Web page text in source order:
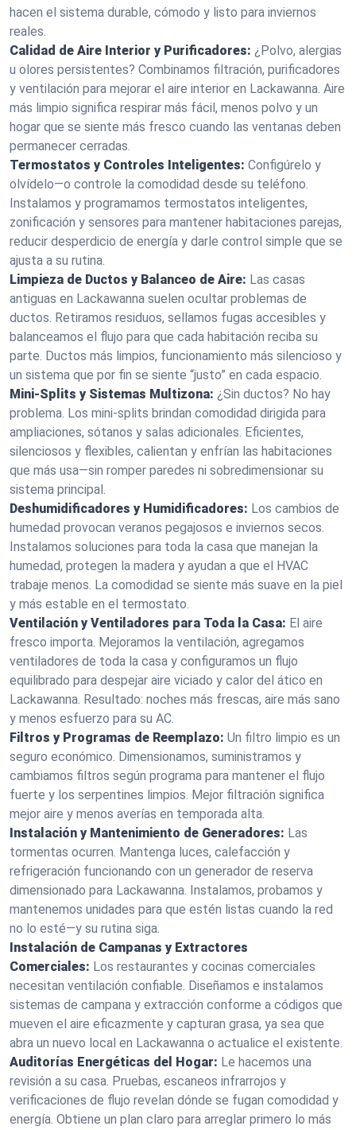
hacen el sistema durable, cómodo y listo para inviernos
reales.
Calidad de Aire Interior y Purificadores: ¿Polvo, alergias
u olores persistentes? Combinamos filtración, purificadores
y ventilación para mejorar el aire interior en Lackawanna. Aire
más limpio significa respirar más fácil, menos polvo y un
hogar que se siente más fresco cuando las ventanas deben
permanecer cerradas.
Termostatos y Controles Inteligentes: Configúrelo y
olvídelo—o controle la comodidad desde su teléfono.
Instalamos y programamos termostatos inteligentes,
zonificación y sensores para mantener habitaciones parejas,
reducir desperdicio de energía y darle control simple que se
ajusta a su rutina.
Limpieza de Ductos y Balanceo de Aire: Las casas
antiguas en Lackawanna suelen ocultar problemas de
ductos. Retiramos residuos, sellamos fugas accesibles y
balanceamos el flujo para que cada habitación reciba su
parte. Ductos más limpios, funcionamiento más silencioso y
un sistema que por fin se siente “justo” en cada espacio.
Mini‑Splits y Sistemas Multizona: ¿Sin ductos? No hay
problema. Los mini‑splits brindan comodidad dirigida para
ampliaciones, sótanos y salas adicionales. Eficientes,
silenciosos y flexibles, calientan y enfrían las habitaciones
que más usa—sin romper paredes ni sobredimensionar su
sistema principal.
Deshumidificadores y Humidificadores: Los cambios de
humedad provocan veranos pegajosos e inviernos secos.
Instalamos soluciones para toda la casa que manejan la
humedad, protegen la madera y ayudan a que el HVAC
trabaje menos. La comodidad se siente más suave en la piel
y más estable en el termostato.
Ventilación y Ventiladores para Toda la Casa: El aire
fresco importa. Mejoramos la ventilación, agregamos
ventiladores de toda la casa y configuramos un flujo
equilibrado para despejar aire viciado y calor del ático en
Lackawanna. Resultado: noches más frescas, aire más sano
y menos esfuerzo para su AC.
Filtros y Programas de Reemplazo: Un filtro limpio es un
seguro económico. Dimensionamos, suministramos y
cambiamos filtros según programa para mantener el flujo
fuerte y los serpentines limpios. Mejor filtración significa
mejor aire y menos averías en temporada alta.
Instalación y Mantenimiento de Generadores: Las
tormentas ocurren. Mantenga luces, calefacción y
refrigeración funcionando con un generador de reserva
dimensionado para Lackawanna. Instalamos, probamos y
mantenemos unidades para que estén listas cuando la red
no lo esté—y su rutina siga.
Instalación de Campanas y Extractores
Comerciales: Los restaurantes y cocinas comerciales
necesitan ventilación confiable. Diseñamos e instalamos
sistemas de campana y extracción conforme a códigos que
mueven el aire eficazmente y capturan grasa, ya sea que
abra un nuevo local en Lackawanna o actualice el existente.
Auditorías Energéticas del Hogar: Le hacemos una
revisión a su casa. Pruebas, escaneos infrarrojos y
verificaciones de flujo revelan dónde se fugan comodidad y
energía. Obtiene un plan claro para arreglar primero lo más